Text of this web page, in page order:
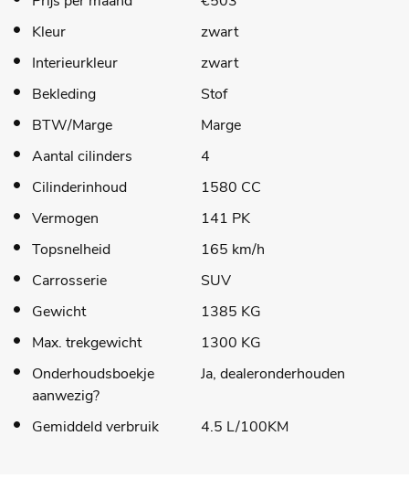
Kleur
zwart
Interieurkleur
zwart
Bekleding
Stof
BTW/Marge
Marge
Aantal cilinders
4
Cilinderinhoud
1580 CC
Vermogen
141 PK
Topsnelheid
165 km/h
Carrosserie
SUV
Gewicht
1385 KG
Max. trekgewicht
1300 KG
Onderhoudsboekje
aanwezig?
Ja, dealeronderhouden
Gemiddeld verbruik 4.5 L/100KM